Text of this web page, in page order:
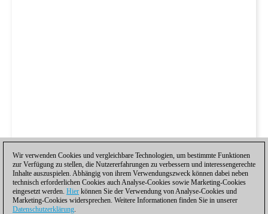
Wir verwenden Cookies und vergleichbare Technologien, um bestimmte Funktionen
zur Verfügung zu stellen, die Nutzererfahrungen zu verbessern und interessengerechte
Inhalte auszuspielen. Abhängig von ihrem Verwendungszweck können dabei neben
technisch erforderlichen Cookies auch Analyse-Cookies sowie Marketing-Cookies
eingesetzt werden. Hier können Sie der Verwendung von Analyse-Cookies und
Marketing-Cookies widersprechen. Weitere Informationen finden Sie in unserer
Datenschutzerklärung.